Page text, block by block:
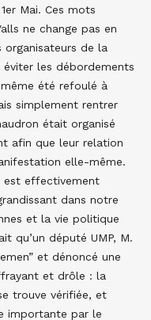
Mai. Ces mots
ne change pas en
de la
éviter les débordements
été refoulé à
simplement rentrer
était organisé
afin que leur relation
elle-même.
est effectivement
dans notre
et la vie politique
qu’un député UMP, M.
et dénoncé une
et drôle : la
trouve vérifiée, et
importante par le